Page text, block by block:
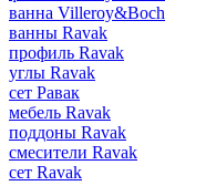
ванна Villeroy&Boch
ванны Ravak
профиль Ravak
углы Ravak
сет Равак
мебель Ravak
поддоны Ravak
смесители Ravak
сет Ravak